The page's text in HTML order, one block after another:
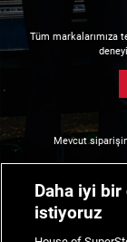
Tüm markalarımıza
Mevcut
Daha iyi
istiyoruz